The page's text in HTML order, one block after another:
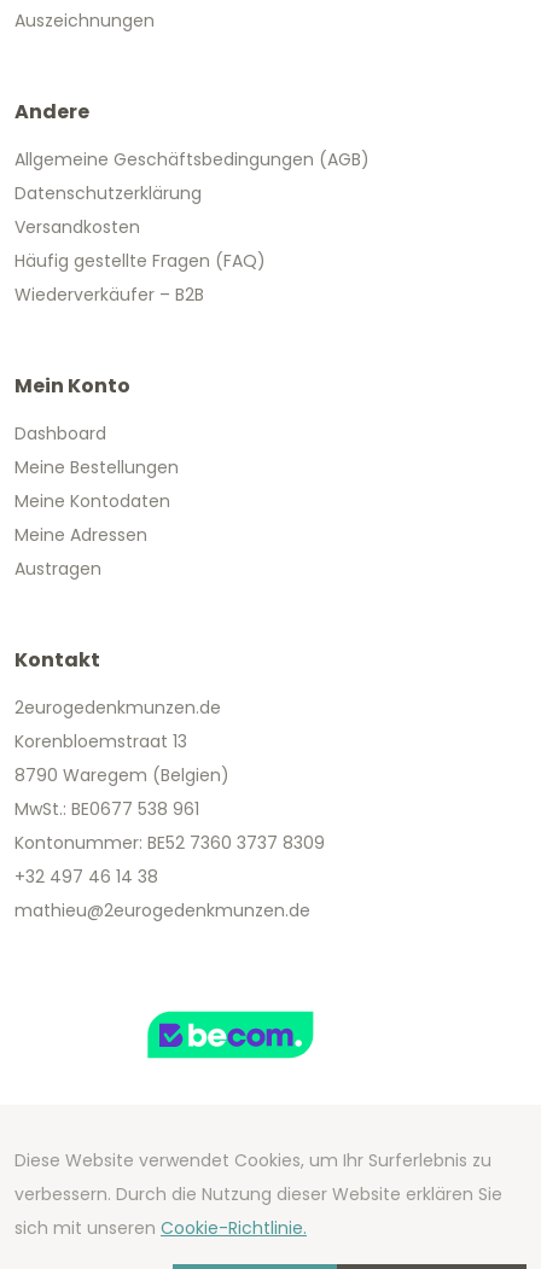
Auszeichnungen
Andere
Allgemeine Geschäftsbedingungen (AGB)
Datenschutzerklärung
Versandkosten
Häufig gestellte Fragen (FAQ)
Wiederverkäufer – B2B
Mein Konto
Dashboard
Meine Bestellungen
Meine Kontodaten
Meine Adressen
Austragen
Kontakt
2eurogedenkmunzen.de
Korenbloemstraat 13
8790 Waregem (Belgien)
MwSt.: BE0677 538 961
Kontonummer: BE52 7360 3737 8309
+32 497 46 14 38
mathieu@2eurogedenkmunzen.de
Copyright 2026 We Can Do Better Online BV
Development by2mprove- Content by
2eurogedenkmunzen.de
Diese Website verwendet Cookies, um Ihr Surferlebnis zu
verbessern. Durch die Nutzung dieser Website erklären Sie
sich mit unseren Cookie-Richtlinie.